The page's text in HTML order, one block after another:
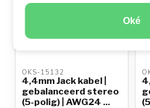
Oké
OKS-15132
4,4mm Jack kabel |
gebalanceerd stereo
(5-polig) | AWG24 ...